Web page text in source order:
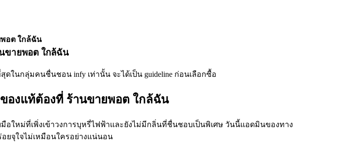
พอต ใกล้ฉัน
ขายพอต ใกล้ฉัน
องแท้ต้องที่ ร้านขายพอต ใกล้ฉัน
ใหม่ที่เพิ่งเข้าวงการบุหรี่ไฟฟ้าและยังไม่มีกลิ่นที่ชื่นชอบเป็นพิเศษ วันนี้แอดมินของทาง
ยจุใจไม่เหมือนใครอย่างแน่นอน